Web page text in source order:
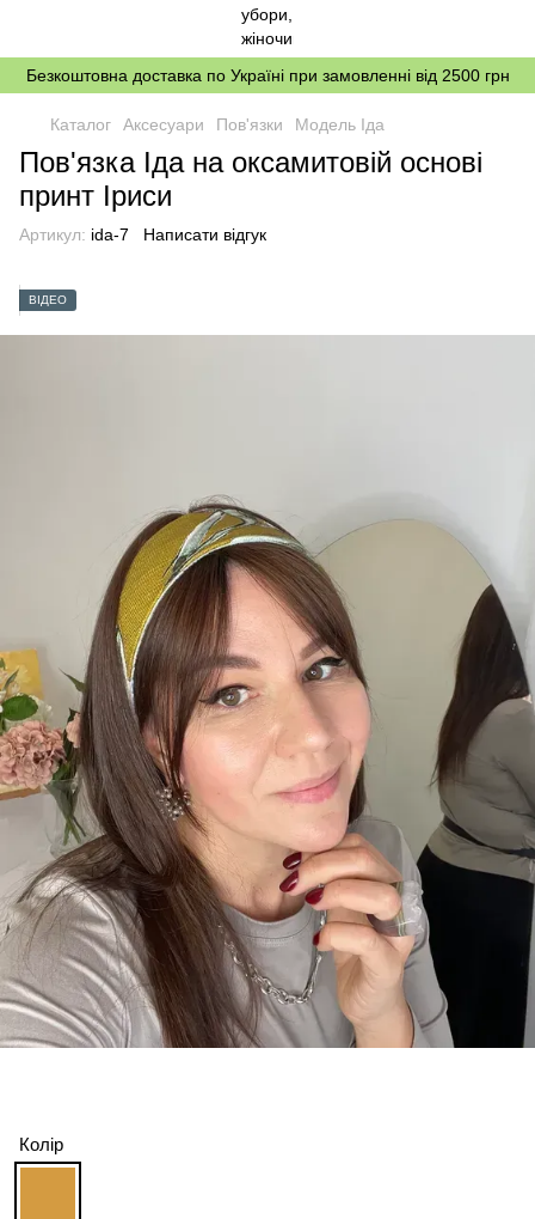
Безкоштовна доставка по Україні при замовленні від 2500 грн
Каталог Аксесуари Пов'язки Модель Іда
Пов'язка Іда на оксамитовій основі
принт Іриси
Артикул: ida-7 Написати відгук
ВІДЕО
Колір